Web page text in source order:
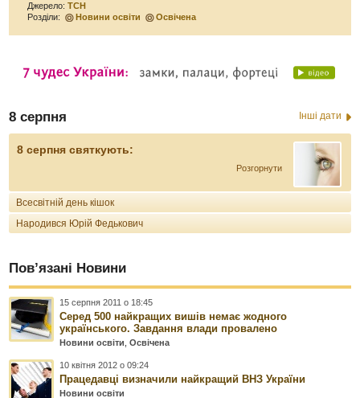
Джерело:ТСН
Розділи:
Новини освіти Освічена
8 серпня Інші дати
8 серпня святкують:
Розгорнути
Всесвітній день кішок
Народився Юрій Федькович
Пов’язані Новини
15 серпня 2011 о 18:45
Серед 500 найкращих вишів немає жодного
українського. Завдання влади провалено
Новини освіти ,Освічена
10 квітня 2012 о 09:24
Працедавці визначили найкращий ВНЗ України
Новини освіти